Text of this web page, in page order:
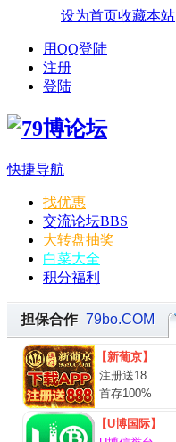
设为首页收藏本站
用QQ登陆
注册
登陆
快捷导航
找优惠
交流论坛BBS
大转盘抽奖
白菜大全
积分福利